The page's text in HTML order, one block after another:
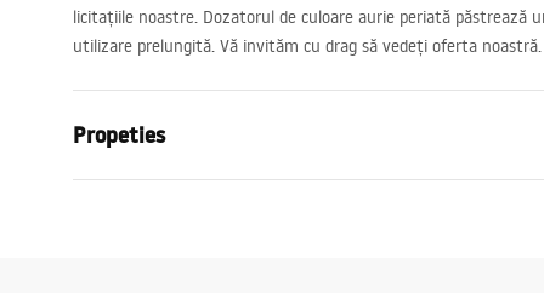
licitațiile noastre. Dozatorul de culoare aurie periată păstrează
utilizare prelungită. Vă invităm cu drag să vedeți oferta noastră.
Propeties